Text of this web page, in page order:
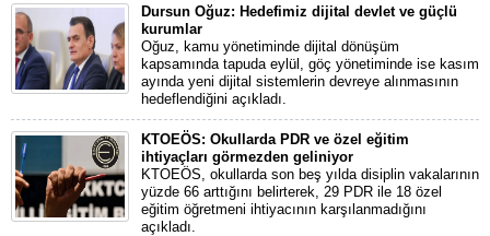
Dursun Oğuz: Hedefimiz dijital devlet ve güçlü
kurumlar
Oğuz, kamu yönetiminde dijital dönüşüm
kapsamında tapuda eylül, göç yönetiminde ise kasım
ayında yeni dijital sistemlerin devreye alınmasının
hedeflendiğini açıkladı.
KTOEÖS: Okullarda PDR ve özel eğitim
ihtiyaçları görmezden geliniyor
KTOEÖS, okullarda son beş yılda disiplin vakalarının
yüzde 66 arttığını belirterek, 29 PDR ile 18 özel
eğitim öğretmeni ihtiyacının karşılanmadığını
açıkladı.